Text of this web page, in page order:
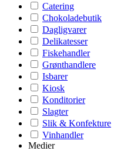
Catering
Chokoladebutik
Dagligvarer
Delikatesser
Fiskehandler
Grønthandlere
Isbarer
Kiosk
Konditorier
Slagter
Slik & Konfekture
Vinhandler
Medier